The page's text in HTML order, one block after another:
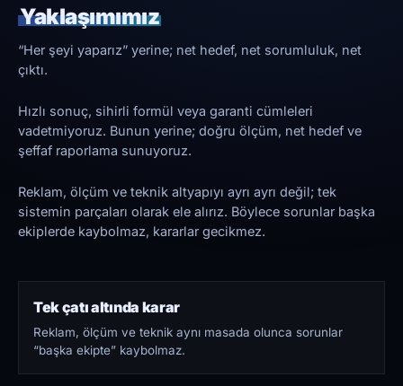
Yaklaşımımız
“Her şeyi yaparız” yerine; net hedef, net sorumluluk, net
çıktı.
Hızlı sonuç, sihirli formül veya garanti cümleleri
vadetmiyoruz. Bunun yerine; doğru ölçüm, net hedef ve
şeffaf raporlama sunuyoruz.
Reklam, ölçüm ve teknik altyapıyı ayrı ayrı değil; tek
sistemin parçaları olarak ele alırız. Böylece sorunlar başka
ekiplerde kaybolmaz, kararlar gecikmez.
Tek çatı altında karar
Reklam, ölçüm ve teknik aynı masada olunca sorunlar
“başka ekipte” kaybolmaz.